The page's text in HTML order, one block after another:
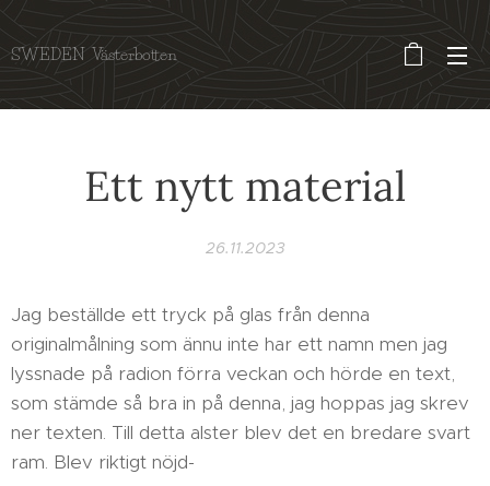
SWEDEN Västerbotten
Ett nytt material
26.11.2023
Jag beställde ett tryck på glas från denna
originalmålning som ännu inte har ett namn men jag
lyssnade på radion förra veckan och hörde en text,
som stämde så bra in på denna, jag hoppas jag skrev
ner texten. Till detta alster blev det en bredare svart
ram. Blev riktigt nöjd-